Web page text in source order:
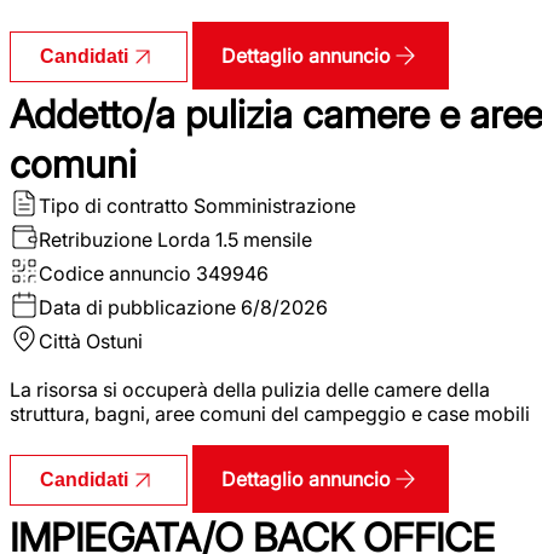
Candidati Dettaglio annuncio
Addetto/a pulizia camere e aree
comuni
Tipo di contratto Somministrazione
Retribuzione Lorda 1.5 mensile
Codice annuncio 349946
Data di pubblicazione 6/8/2026
Città Ostuni
La risorsa si occuperà della pulizia delle camere della
struttura, bagni, aree comuni del campeggio e case mobili
Candidati Dettaglio annuncio
IMPIEGATA/O BACK OFFICE